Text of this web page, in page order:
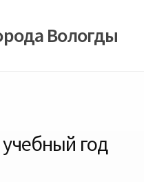
Вологды
год